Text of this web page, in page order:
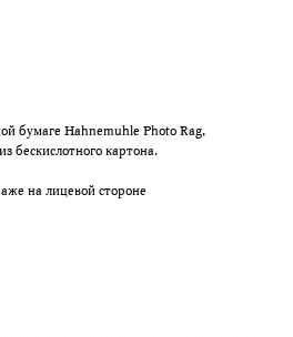
бумаге Hahnemuhle Photo Rag,
бескислотного картона.
на лицевой стороне